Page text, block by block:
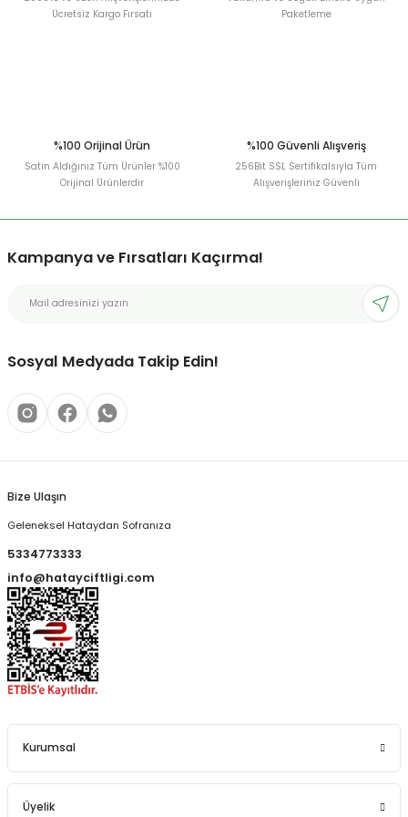
Ücretsiz Kargo Fırsatı
Paketleme
%100 Orijinal Ürün
Satın Aldığınız Tüm Ürünler %100
Orijinal Ürünlerdir
%100 Güvenli Alışveriş
256Bit SSL Sertifikalsıyla Tüm
Alışverişleriniz Güvenli
Kampanya ve Fırsatları Kaçırma!
Sosyal Medyada Takip Edin!
Bize Ulaşın
Geleneksel Hataydan Sofranıza
5334773333
info@hatayciftligi.com
Kurumsal
Üyelik